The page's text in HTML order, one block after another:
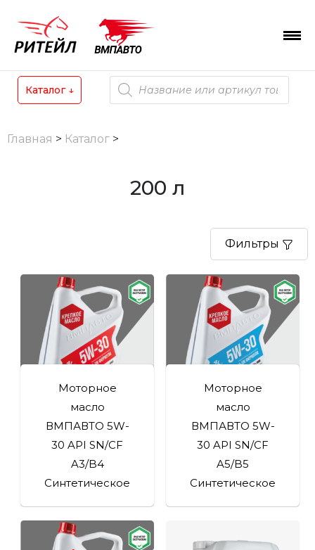
Skip
content
Каталог ↓
Поиск
товаров
Главная > Каталог >
200 л
Фильтры
Моторное
масло
ВМПАВТО 5W-
30 API SN/CF
A3/B4
Синтетическое
Моторное
масло
ВМПАВТО 5W-
30 API SN/CF
A5/B5
Синтетическое